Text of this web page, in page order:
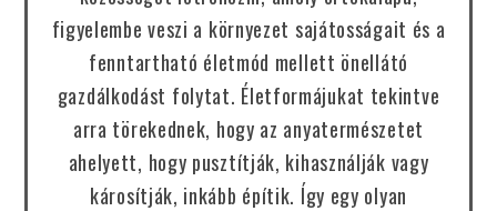
figyelembe veszi a környezet sajátosságait és a
fenntartható életmód mellett önellátó
gazdálkodást folytat. Életformájukat tekintve
arra törekednek, hogy az anyatermészetet
ahelyett, hogy pusztítják, kihasználják vagy
károsítják, inkább építik. Így egy olyan